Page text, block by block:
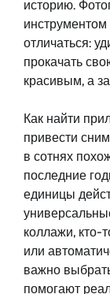
историю.
отличаться:
прокачать
красивым, а
Как найти
привести
в сотнях
последние
единицы
коллажи, кто-
или
важно
помогают